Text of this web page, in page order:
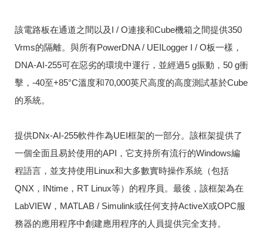
該電路板在通道之間以及I / O連接和Cube機箱之間提供350
Vrms的隔離。與所有PowerDNA / UEILogger I / O板一樣，
DNA-AI-255可在惡劣的環境中運行，並經過5 g振動，50 g衝
擊，-40至+85°C溫度和70,000英尺高度的高度測試基於Cube
的系統。
提供DNx-AI-255軟件作為UEI框架的一部分。該框架提供了
一個全面且易於使用的API，它支持所有流行的Windows編
程語言，並支持使用Linux和大多數實時操作系統（包括
QNX，INtime，RT Linux等）的程序員。最後，該框架為在
LabVIEW，MATLAB / Simulink或任何支持ActiveX或OPC服
務器的應用程序中創建應用程序的人員提供完全支持。